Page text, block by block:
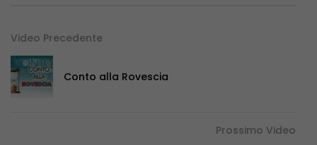
Video Precedente
Conto alla Rovescia
Prossimo Video